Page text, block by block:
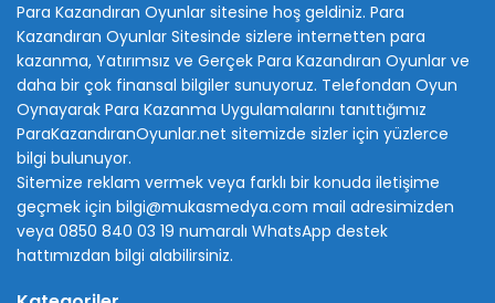
Para Kazandıran Oyunlar sitesine hoş geldiniz. Para
Kazandıran Oyunlar Sitesinde sizlere internetten para
kazanma, Yatırımsız ve Gerçek Para Kazandıran Oyunlar ve
daha bir çok finansal bilgiler sunuyoruz. Telefondan Oyun
Oynayarak Para Kazanma Uygulamalarını tanıttığımız
ParaKazandıranOyunlar.net sitemizde sizler için yüzlerce
bilgi bulunuyor.
Sitemize reklam vermek veya farklı bir konuda iletişime
geçmek için bilgi@mukasmedya.com mail adresimizden
veya 0850 840 03 19 numaralı WhatsApp destek
hattımızdan bilgi alabilirsiniz.